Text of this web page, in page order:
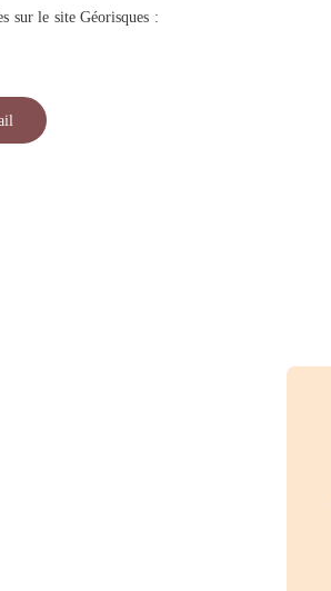
sur le site Géorisques :